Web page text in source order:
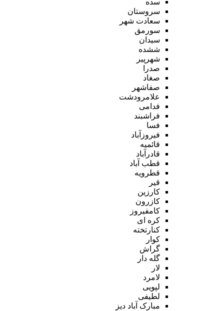
سروستان
سعادت شهر
سورمق
سیدان
ششده
شهرپیر
صدرا
صغاد
صفاشهر
علامرودشت
فدامی
فراشبند
فسا
فیروزآباد
قائمیه
قادرآباد
قطب آباد
قطرویه
قیر
کارزین
کازرون
کامفیروز
کره ای
کنارتخته
کوار
گراش
گله دار
لار
لامرد
لپویی
لطیفی
مبارک آباد دیز